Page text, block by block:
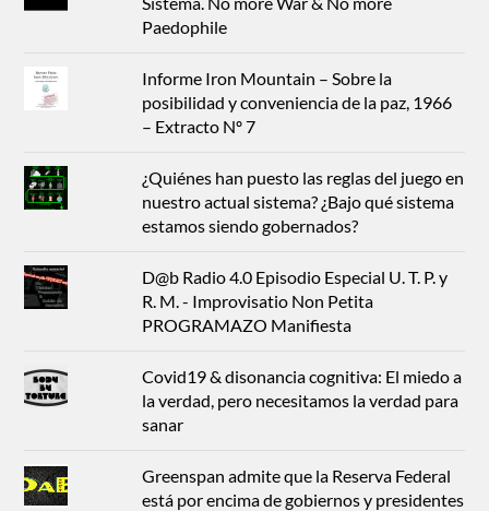
Paedophile
Informe Iron Mountain – Sobre la
posibilidad y conveniencia de la paz, 1966
– Extracto Nº 7
¿Quiénes han puesto las reglas del juego en
nuestro actual sistema? ¿Bajo qué sistema
estamos siendo gobernados?
D@b Radio 4.0 Episodio Especial U. T. P. y
R. M. - Improvisatio Non Petita
PROGRAMAZO Manifiesta
Covid19 & disonancia cognitiva: El miedo a
la verdad, pero necesitamos la verdad para
sanar
Greenspan admite que la Reserva Federal
está por encima de gobiernos y presidentes